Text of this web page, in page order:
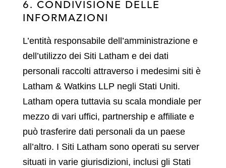
6. CONDIVISIONE DELLE
INFORMAZIONI
L’entità responsabile dell’amministrazione e
dell’utilizzo dei Siti Latham e dei dati
personali raccolti attraverso i medesimi siti è
Latham & Watkins LLP negli Stati Uniti.
Latham opera tuttavia su scala mondiale per
mezzo di vari uffici, partnership e affiliate e
può trasferire dati personali da un paese
all’altro. I Siti Latham sono operati su server
situati in varie giurisdizioni, inclusi gli Stati